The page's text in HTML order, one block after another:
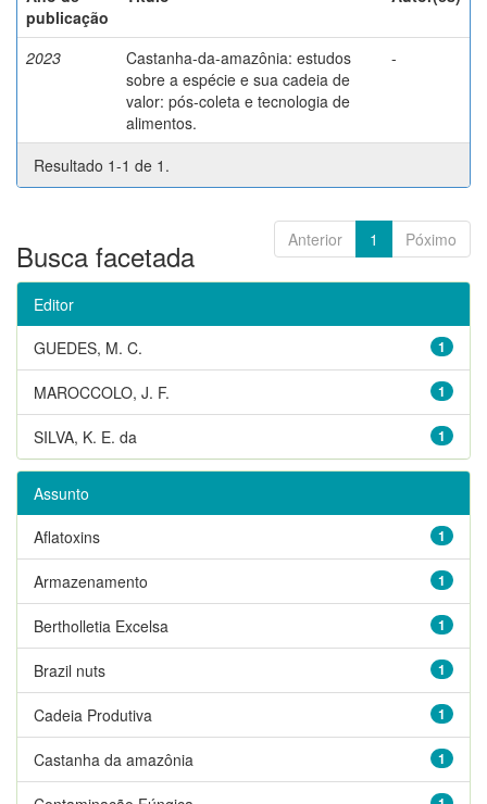
publicação
2023
Castanha-da-amazônia: estudos
sobre a espécie e sua cadeia de
valor: pós-coleta e tecnologia de
alimentos.
-
Resultado 1-1 de 1.
Anterior 1 Póximo
Busca facetada
Editor
1
GUEDES, M. C.
1
MAROCCOLO, J. F.
1
SILVA, K. E. da
Assunto
1
Aflatoxins
1
Armazenamento
1
Bertholletia Excelsa
1
Brazil nuts
1
Cadeia Produtiva
1
Castanha da amazônia